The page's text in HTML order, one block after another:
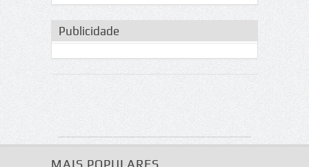
Publicidade
MAIS POPULARES